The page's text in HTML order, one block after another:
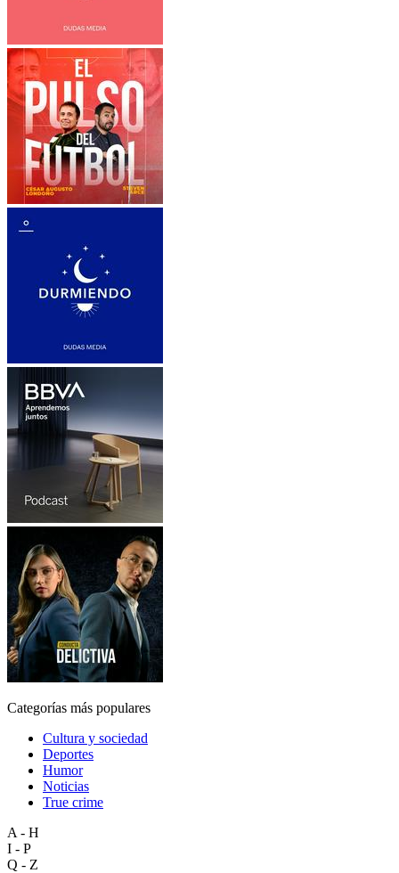
Categorías más populares
Cultura y sociedad
Deportes
Humor
Noticias
True crime
A - H
I - P
Q - Z